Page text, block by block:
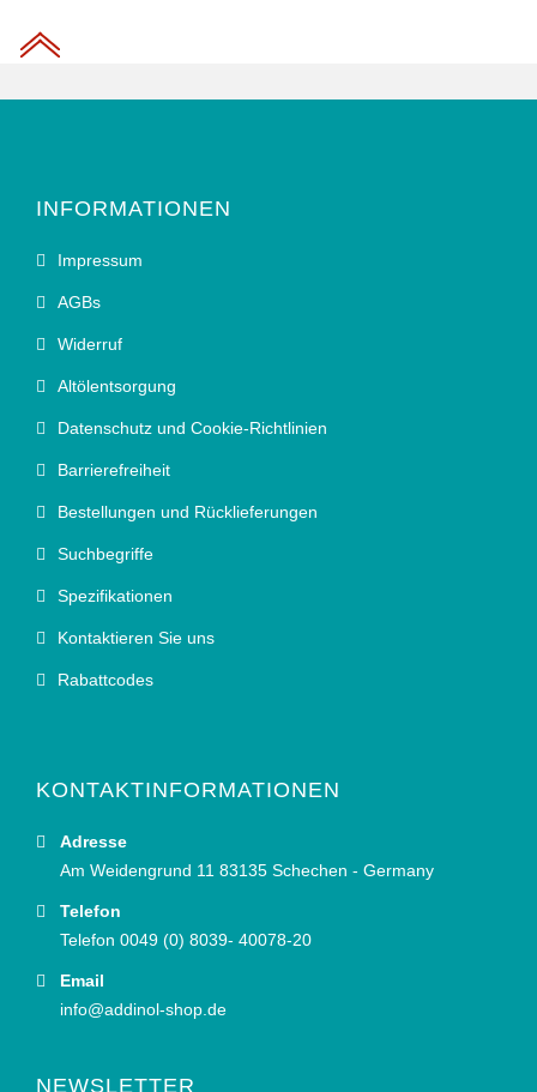
INFORMATIONEN
Impressum
AGBs
Widerruf
Altölentsorgung
Datenschutz und Cookie-Richtlinien
Barrierefreiheit
Bestellungen und Rücklieferungen
Suchbegriffe
Spezifikationen
Kontaktieren Sie uns
Rabattcodes
KONTAKTINFORMATIONEN
Adresse
Am Weidengrund 11 83135 Schechen - Germany
Telefon
Telefon 0049 (0) 8039- 40078-20
Email
info@addinol-shop.de
NEWSLETTER